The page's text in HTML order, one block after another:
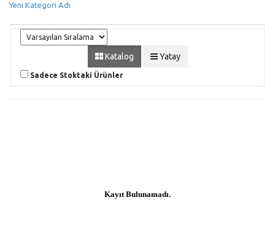
Yeni Kategori Adı
Katalog Yatay
Sadece Stoktaki Ürünler
Kayıt Bulunamadı.